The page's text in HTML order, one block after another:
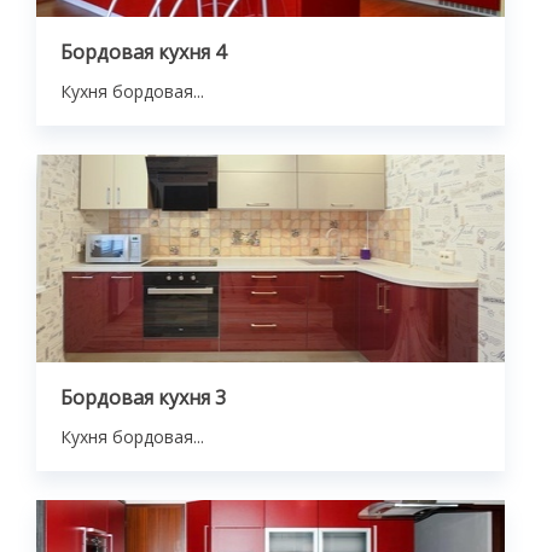
Бордовая кухня 4
Кухня бордовая...
Бордовая кухня 3
Кухня бордовая...